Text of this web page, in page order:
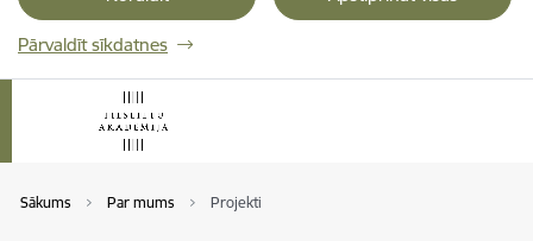
Pārvaldīt sīkdatnes
Sākums Par mums Projekti